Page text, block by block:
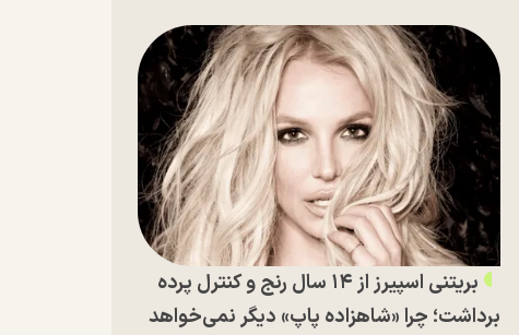
بریتنی اسپیرز از ۱۴ سال رنج و کنترل پرده
برداشت؛ چرا «شاهزاده پاپ» دیگر نمی‌خواهد